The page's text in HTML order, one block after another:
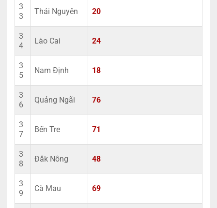
3
3
Thái Nguyên 20
3
4
Lào Cai 24
3
5
Nam Định 18
3
6
Quảng Ngãi 76
3
7
Bến Tre 71
3
8
Đắk Nông 48
3
9
Cà Mau 69